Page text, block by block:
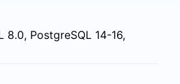
8.0, PostgreSQL 14-16,